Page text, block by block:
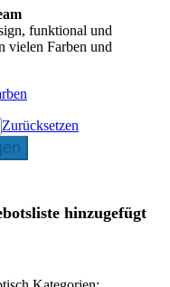
funktional und
vielen Farben und
Zurücksetzen
hinzugefügt